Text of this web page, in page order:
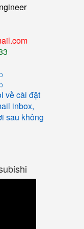
về cài đặt
inbox,
sau không